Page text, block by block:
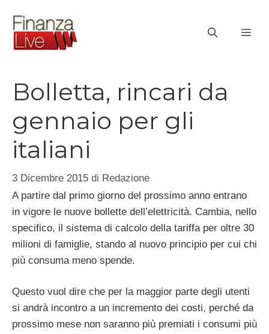
contenuto
Bolletta, rincari da
gennaio per gli
italiani
3 Dicembre 2015 di Redazione
A partire dal primo giorno del prossimo anno entrano
in vigore le nuove bollette dell’elettricità. Cambia, nello
specifico, il sistema di calcolo della tariffa per oltre 30
milioni di famiglie, stando al nuovo principio per cui chi
più consuma meno spende.
Questo vuol dire che per la maggior parte degli utenti
si andrà incontro a un incremento dei costi, perché da
prossimo mese non saranno più premiati i consumi più